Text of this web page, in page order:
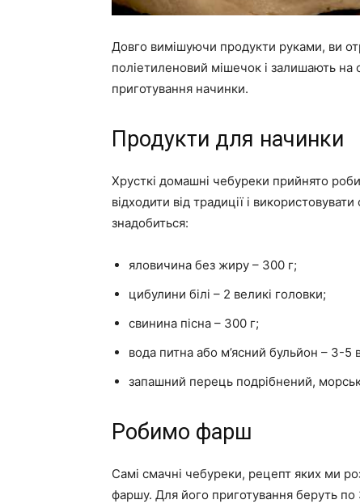
Довго вимішуючи продукти руками, ви
поліетиленовий мішечок і залишають
приготування начинки.
Продукти для начинки
Хрусткі домашні чебуреки прийнято
відходити від традиції і
знадобиться:
яловичина без жиру – 300 г;
цибулини білі – 2 великі головки;
свинина пісна – 300 г;
вода питна або м’ясний бульйон – 3-5
запашний перець подрібнений,
Робимо фарш
Самі смачні чебуреки, рецепт яких ми
фаршу. Для його приготування беруть